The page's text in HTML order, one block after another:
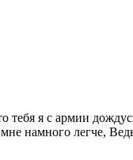
я с армии
намного легче,